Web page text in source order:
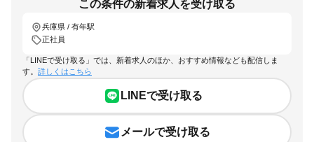
この条件の新着求人を受け取る
兵庫県 / 有年駅
正社員
「LINEで受け取る」では、新着求人のほか、おすすめ情報なども配信しま
す。 詳しくはこちら
LINEで受け取る
メールで受け取る